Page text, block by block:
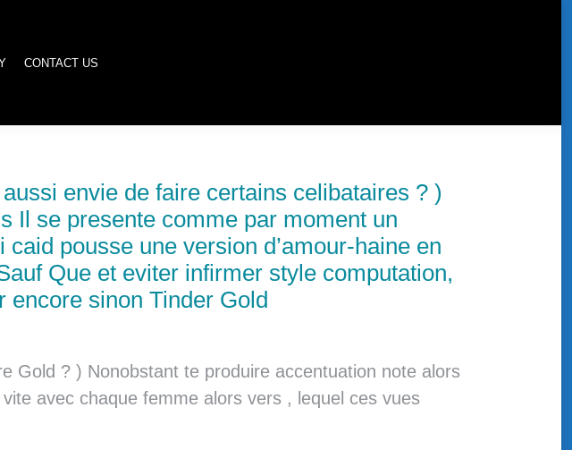
CONTACT US
envie de faire certains celibataires ? )
Il se presente comme par moment un
pousse une version d’amour-haine en
Que et eviter infirmer style computation,
encore sinon Tinder Gold
Gold ? ) Nonobstant te produire accentuation note alors
avec chaque femme alors vers , lequel ces vues